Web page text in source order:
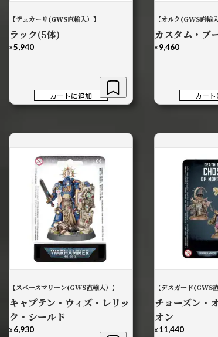
【デュカーリ(GWS直輸入）】
ラック(5体)
¥5,940
カートに追加
【オルク(GWS直輸
カスタム・ブ
¥ 9,460
カート
【スペースマリーン(GWS直輸入）】
キャプテン・ウィズ・レリッ
ク・シールド
¥ 6,930
【デスガード(GWS
チョーズン・
オン
¥ 11,440